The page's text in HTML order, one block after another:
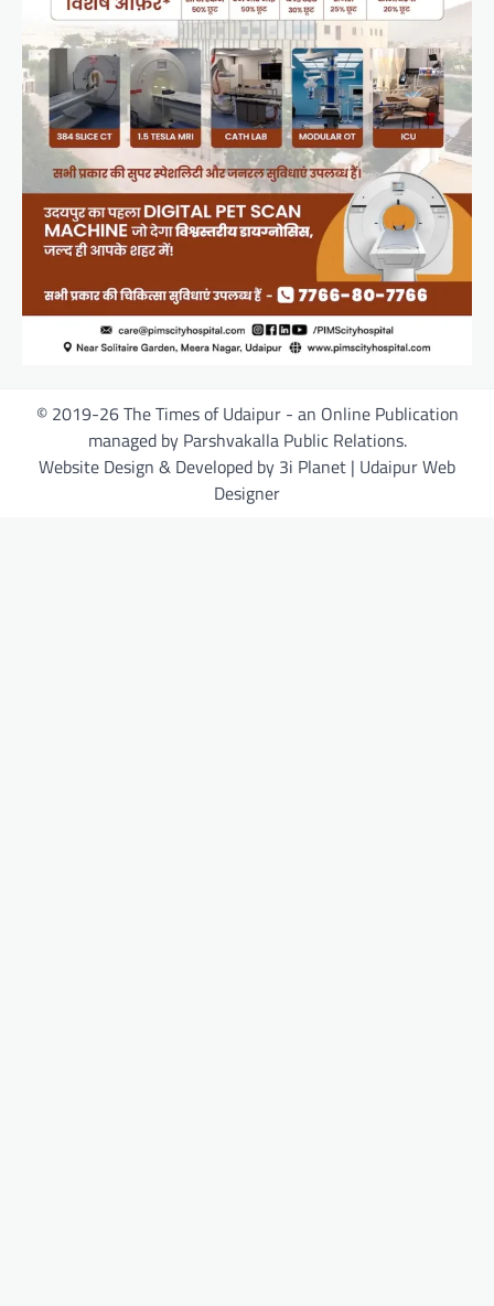
© 2019-26 The Times of Udaipur - an Online Publication
managed by Parshvakalla Public Relations.
Website Design & Developed by 3i Planet | Udaipur Web
Designer